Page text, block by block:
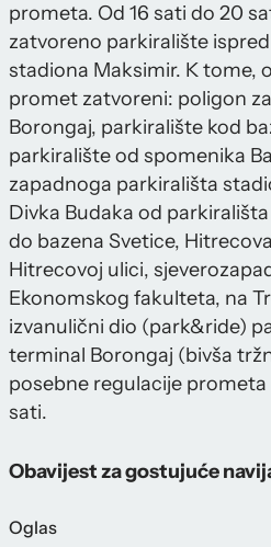
prometa. Od 16 sati do 20
zatvoreno parkiralište
stadiona Maksimir. K tome,
promet zatvoreni: poligon
Borongaj, parkiralište kod
parkiralište od spomenika
zapadnoga parkirališta
Divka Budaka od
do bazena Svetice,
Hitrecovoj ulici,
Ekonomskog fakulteta, na
izvanulični dio (park&ride)
terminal Borongaj (bivša
posebne regulacije
sati.
Obavijest za gostujuće
Oglas